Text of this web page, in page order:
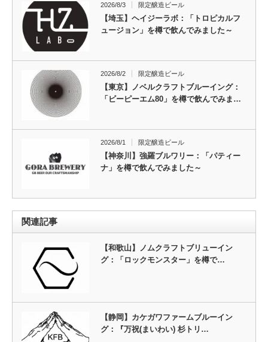
2026/8/3 限定醸造ビール
【埼玉】ヘイジーラボ：「トロピカルフ
ュージョン」を樽で飲んでみました～
2026/8/2 限定醸造ビール
【東京】ノベルクラフトブルーイング：
「ビーピーエム80」を樽で飲んでみま…
2026/8/1 限定醸造ビール
【神奈川】強羅ブルワリー：「パティー
ナ」を樽で飲んでみました～
関連記事
【和歌山】ノムクラフトブリューイン
グ：「ロックモンスター」を樽で…
【静岡】カケガワファームブルーイン
グ：『万祝(まいわい) 杉トリ…